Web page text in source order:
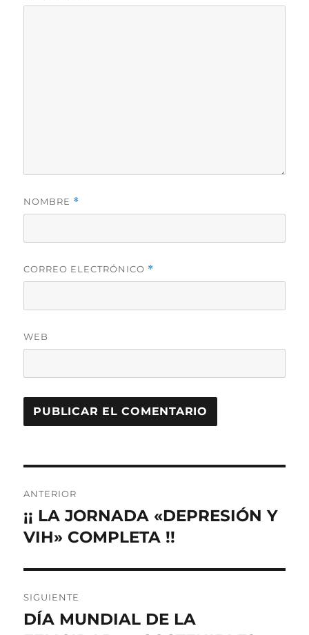
NOMBRE *
CORREO ELECTRÓNICO *
WEB
de
entradas
ANTERIOR
Entrada
anterior:
¡¡ LA JORNADA «DEPRESIÓN Y
VIH» COMPLETA !!
SIGUIENTE
Entrada
DÍA MUNDIAL DE LA